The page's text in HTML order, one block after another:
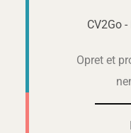
CV2Go
Opret et